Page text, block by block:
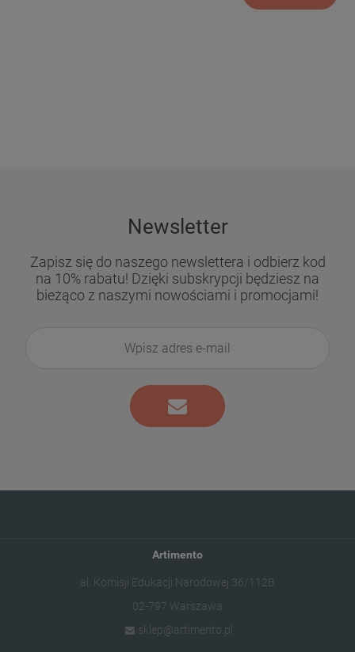
Newsletter
Zapisz się do naszego newslettera i odbierz kod
na 10% rabatu! Dzięki subskrypcji będziesz na
bieżąco z naszymi nowościami i promocjami!
Artimento
al. Komisji Edukacji Narodowej 36/112B
02-797 Warszawa
sklep@artimento.pl